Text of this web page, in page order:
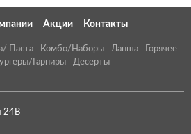
Акции Контакты
Паста Комбо/Наборы Лапша
Горячее
Гарниры
Десерты
24В